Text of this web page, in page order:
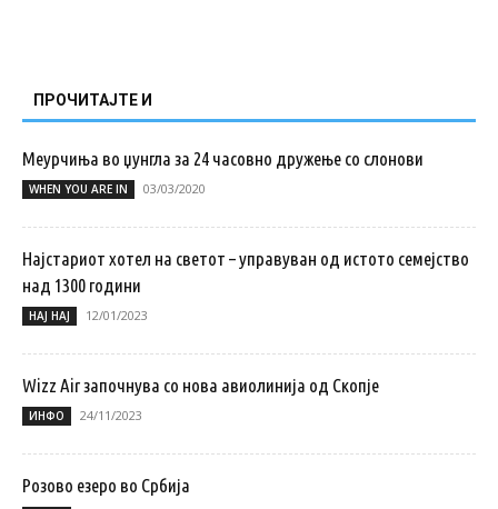
ПРОЧИТАЈТЕ И
Меурчиња во џунгла за 24 часовно дружење со слонови
WHEN YOU ARE IN 03/03/2020
Најстариот хотел на светот – управуван од истото семејство
над 1300 години
НАЈ НАЈ 12/01/2023
Wizz Air започнува со нова авиолинија од Скопје
ИНФО 24/11/2023
Розово езеро во Србија